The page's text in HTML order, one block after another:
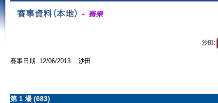
沙田:
賽事日期: 12/06/2013 沙田
第 1 場 (683)